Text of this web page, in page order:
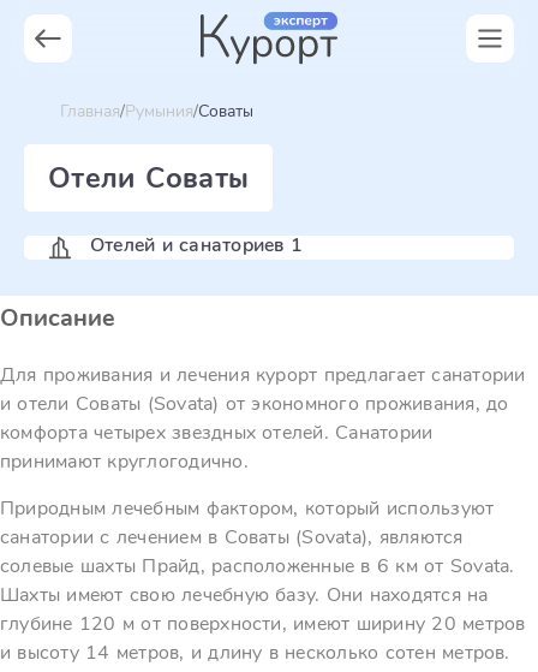
Главная Румыния Соваты
Отели Соваты
Отелей и санаториев 1
Описание
Для проживания и лечения курорт предлагает санатории
и отели Соваты (Sovata) от экономного проживания, до
комфорта четырех звездных отелей. Санатории
принимают круглогодично.
Природным лечебным фактором, который используют
санатории с лечением в Соваты (Sovata), являются
солевые шахты Прайд, расположенные в 6 км от Sovata.
Шахты имеют свою лечебную базу. Они находятся на
глубине 120 м от поверхности, имеют ширину 20 метров
и высоту 14 метров, и длину в несколько сотен метров.